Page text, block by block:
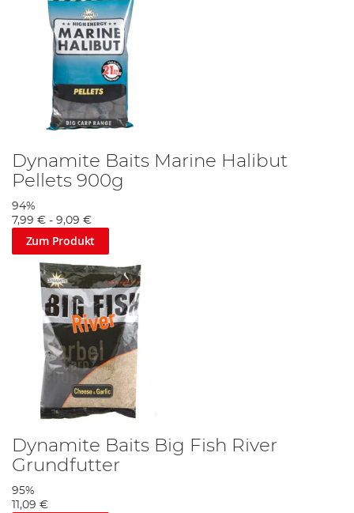
Computerbildschirm an den Gewässerrand bringen
können. Es sind nicht nur britische Angler, die Dynamite
lieben, und es gibt eine Fülle von Erfahrungsberichten von
europäischen Anglern auf ihrer europäischen
Dynamite Baits ist nicht umsonst die größte Köder-Marke
in Europa. Die Website bietet auch eine Galerie, in der Sie
aus erster Hand sehen können, wie groß die Fänge sind,
die Sie beim Angeln mit Dynamite Baits einholen können.
Dynamite Video enthält Interviews mit Top-Anglern,
World Carp Classic 2015 den zweiten Platz belegten.
Dynamite Baits Marine Halibut
Pellets 900g
94%
7,99 € - 9,09 €
Zum Produkt
Dynamite Baits Big Fish River
Grundfutter
95%
11,09 €